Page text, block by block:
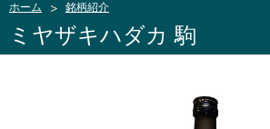
ホーム 銘柄紹介
ミヤザキハダカ 駒